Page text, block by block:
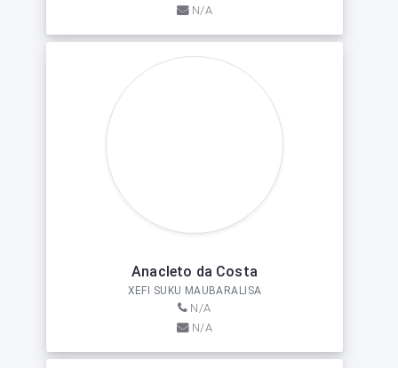
N/A
Anacleto da Costa
XEFI SUKU MAUBARALISA
N/A
N/A